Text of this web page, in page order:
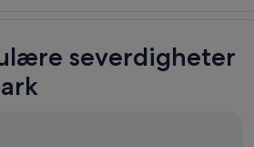
severdigheter